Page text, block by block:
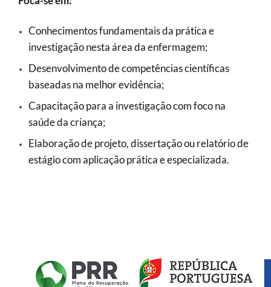
Conhecimentos fundamentais da prática e
investigação nesta área da enfermagem;
Desenvolvimento de competências científicas
baseadas na melhor evidência;
Capacitação para a investigação com foco na
saúde da criança;
Elaboração de projeto, dissertação ou relatório de
estágio com aplicação prática e especializada.